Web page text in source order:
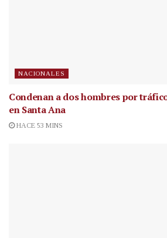
NACIONALES
Condenan a dos hombres por
en Santa Ana
HACE 53 MINS